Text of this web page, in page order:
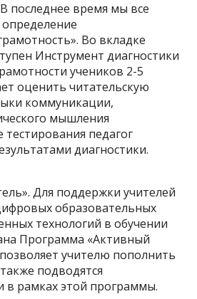
последнее время мы все
Во вкладке
Инструмент диагностики
учеников 2-5
оценить читательскую
коммуникации,
мышления
педагог
диагностики.
Для поддержки учителей
образовательных
технологий в обучении
Программа «Активный
учителю пополнить
подводятся
в рамках этой программы.